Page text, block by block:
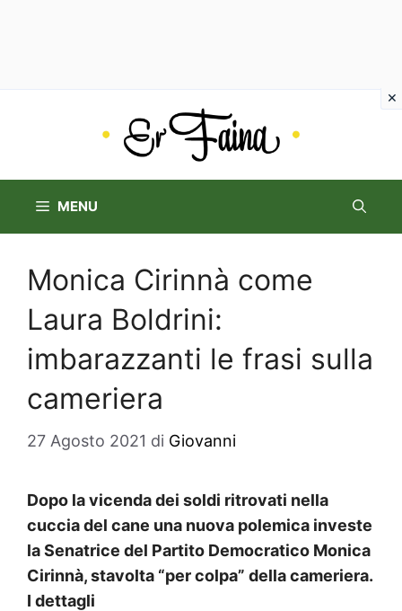
MENU
Monica Cirinnà come
Laura Boldrini:
imbarazzanti le frasi sulla
cameriera
27 Agosto 2021 di Giovanni
Dopo la vicenda dei soldi ritrovati nella
cuccia del cane una nuova polemica investe
la Senatrice del Partito Democratico Monica
Cirinnà, stavolta “per colpa” della cameriera.
I dettagli